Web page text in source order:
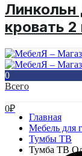
Линкольн
кровать
0
Всего
0₽
Главная
Мебель для
Тумбы ТВ
Тумба ТВ